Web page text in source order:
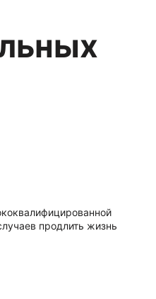
продлить жизнь